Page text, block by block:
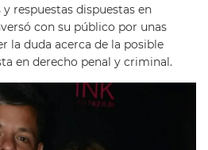
respuestas dispuestas en
con su público por unas
la duda acerca de la posible
en derecho penal y criminal.